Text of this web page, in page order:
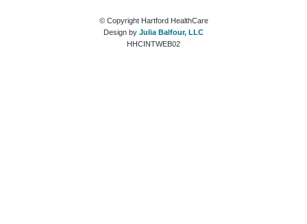
© Copyright Hartford HealthCare
Design by Julia Balfour, LLC
HHCINTWEB02